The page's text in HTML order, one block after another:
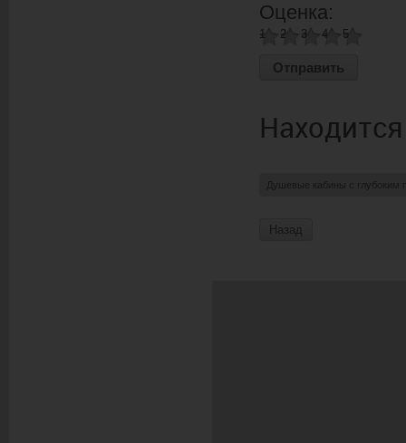
Оценка:
1 2 3 4 5
Душевые кабины с глубоким
Назад